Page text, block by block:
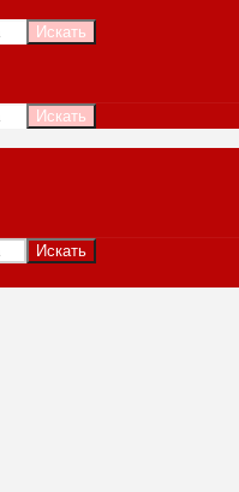
Искать
Искать
Искать